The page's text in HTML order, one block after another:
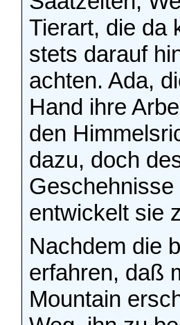
Tierart, die da
stets darauf
achten. Ada,
Hand ihre
den
dazu, doch
entwickelt sie
Nachdem die
erfahren, daß
Mountain